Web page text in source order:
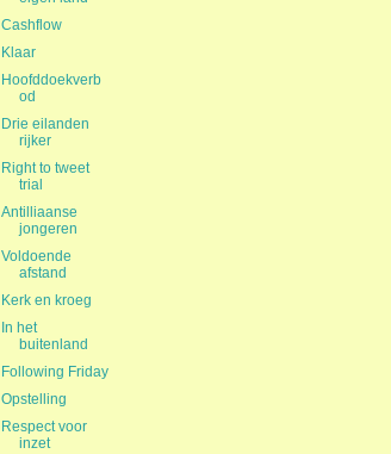
Cashflow
Klaar
Hoofddoekverb
od
Drie eilanden
rijker
Right to tweet
trial
Antilliaanse
jongeren
Voldoende
afstand
Kerk en kroeg
In het
buitenland
Following Friday
Opstelling
Respect voor
inzet